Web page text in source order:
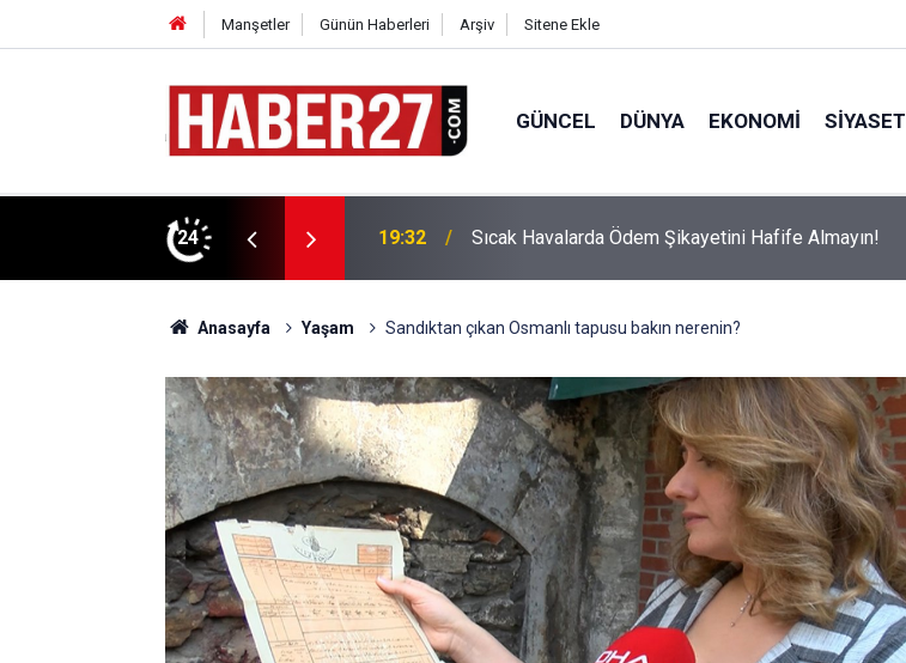
Manşetler Günün Haberleri Arşiv Sitene Ekle
GÜNCEL DÜNYA EKONOMI SIYASET
24 19:32 Sıcak Havalarda Ödem Şikayetini Hafife Almayın!
Anasayfa Yaşam Sandıktan çıkan Osmanlı tapusu bakın nerenin?